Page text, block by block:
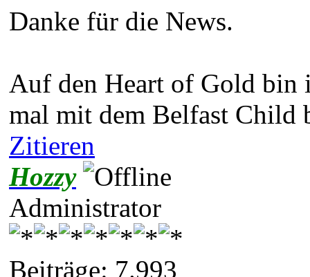
Danke für die News.
Auf den Heart of Gold bin
mal mit dem Belfast Child
Zitieren
Hozzy
Administrator
Beiträge: 7.993